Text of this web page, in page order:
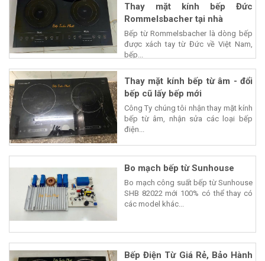
Thay mặt kính bếp Đức
Rommelsbacher tại nhà
Bếp từ Rommelsbacher là dòng bếp
được xách tay từ Đức về Việt Nam,
bếp...
Thay mặt kính bếp từ âm - đổi
bếp cũ lấy bếp mới
Công Ty chúng tôi nhận thay mặt kính
bếp từ âm, nhận sửa các loại bếp
điện...
Bo mạch bếp từ Sunhouse
Bo mạch công suất bếp từ Sunhouse
SHB 82022 mới 100% có thể thay có
các model khác...
Bếp Điện Từ Giá Rẻ, Bảo Hành